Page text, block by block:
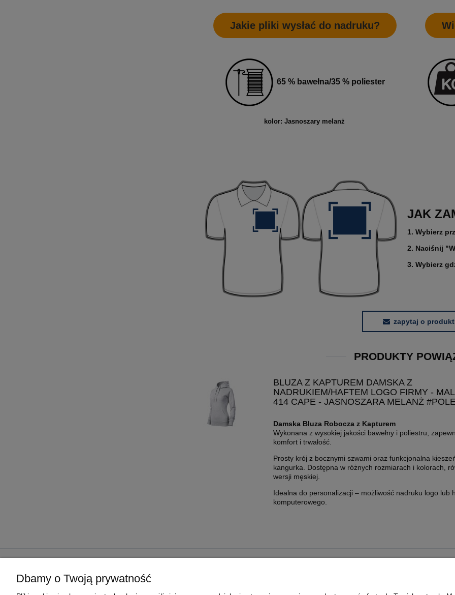
Jakie pliki wysłać do nadruku?
65 % bawełna/35 % poliester
kolor: Jasnoszary melanż
JAK
1. Wybierz
2. Naciśnij
3. Wybierz
zapytaj o produkt
PRODUKTY
BLUZA Z KAPTUREM DAMSKA Z
NADRUKIEM/HAFTEM LOGO FIRMY -
414 CAPE - JASNOSZARA MELANŻ
Damska Bluza Robocza z Kapturem
Wykonana z wysokiej jakości bawełny i poliestru,
komfort i trwałość.
Prosty krój z bocznymi szwami oraz funkcjonalna
kangurka. Dostępna w różnych rozmiarach i kolorach,
wersji męskiej.
Idealna do personalizacji – możliwość nadruku logo lub
komputerowego.
Dbamy o Twoją prywatność